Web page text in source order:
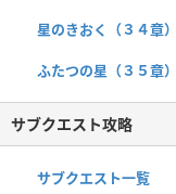
星のきおく（３４章）
ふたつの星（３５章）
サブクエスト攻略
サブクエスト一覧